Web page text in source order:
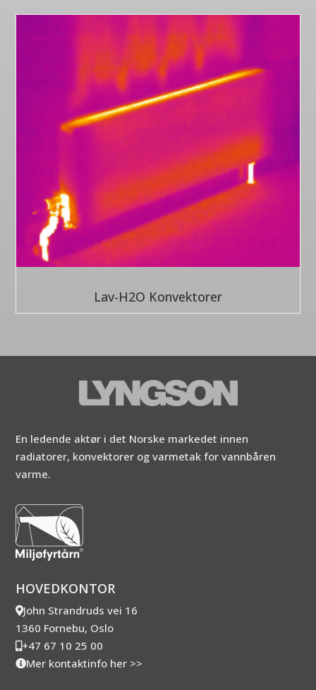
Lav-H2O Konvektorer
En ledende aktør i det Norske markedet innen
radiatorer, konvektorer og varmetak for vannbåren
varme.
HOVEDKONTOR
John Strandruds vei 16
1360 Fornebu, Oslo
+47 67 10 25 00
Mer kontaktinfo her >>